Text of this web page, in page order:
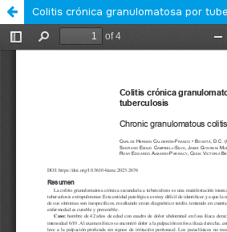
Colitis crónica granulomatosa por